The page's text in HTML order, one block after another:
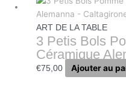
ART DE LA TABLE
3 Petis Bols
Céramique
€75,00 Ajouter au